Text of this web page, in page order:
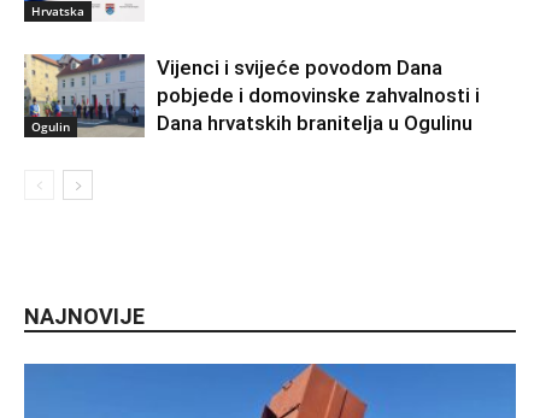
Hrvatska
Ogulin
Vijenci i svijeće povodom Dana
pobjede i domovinske zahvalnosti i
Dana hrvatskih branitelja u Ogulinu
NAJNOVIJE